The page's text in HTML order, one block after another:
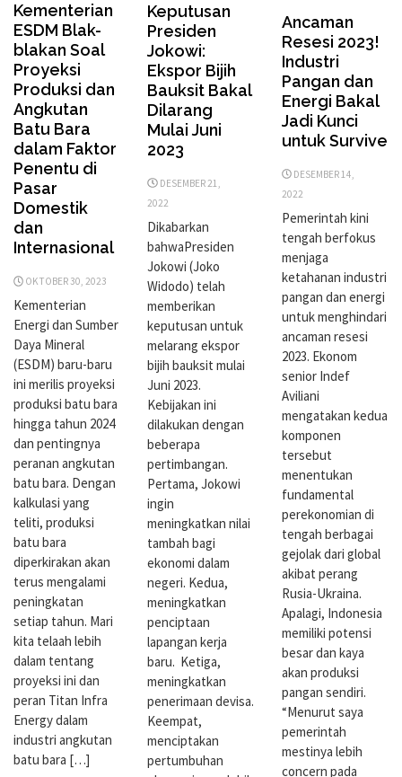
Kementerian
ESDM Blak-
blakan Soal
Proyeksi
Produksi dan
Angkutan
Batu Bara
dalam Faktor
Penentu di
Pasar
Domestik
dan
Internasional
OKTOBER 30, 2023
Kementerian
Energi dan Sumber
Daya Mineral
(ESDM) baru-baru
ini merilis proyeksi
produksi batu bara
hingga tahun 2024
dan pentingnya
peranan angkutan
batu bara. Dengan
kalkulasi yang
teliti, produksi
batu bara
diperkirakan akan
terus mengalami
peningkatan
setiap tahun. Mari
kita telaah lebih
dalam tentang
proyeksi ini dan
peran Titan Infra
Energy dalam
industri angkutan
batu bara […]
Keputusan
Presiden
Jokowi:
Ekspor Bijih
Bauksit Bakal
Dilarang
Mulai Juni
2023
DESEMBER 21,
2022
Dikabarkan
bahwaPresiden
Jokowi (Joko
Widodo) telah
memberikan
keputusan untuk
melarang ekspor
bijih bauksit mulai
Juni 2023.
Kebijakan ini
dilakukan dengan
beberapa
pertimbangan.
Pertama, Jokowi
ingin
meningkatkan nilai
tambah bagi
ekonomi dalam
negeri. Kedua,
meningkatkan
penciptaan
lapangan kerja
baru. Ketiga,
meningkatkan
penerimaan devisa.
Keempat,
menciptakan
pertumbuhan
Ancaman
Resesi 2023!
Industri
Pangan dan
Energi Bakal
Jadi Kunci
untuk Survive
DESEMBER 14,
2022
Pemerintah kini
tengah berfokus
menjaga
ketahanan industri
pangan dan energi
untuk menghindari
ancaman resesi
2023. Ekonom
senior Indef
Aviliani
mengatakan kedua
komponen
tersebut
menentukan
fundamental
perekonomian di
tengah berbagai
gejolak dari global
akibat perang
Rusia-Ukraina.
Apalagi, Indonesia
memiliki potensi
besar dan kaya
akan produksi
pangan sendiri.
“Menurut saya
pemerintah
mestinya lebih
concern pada